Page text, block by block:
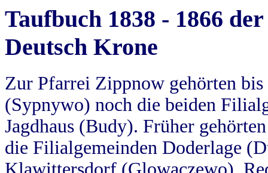
Taufbuch 1838 - 1866
Deutsch Krone
Zur Pfarrei Zippnow gehörten
(Sypnywo) noch die beiden
Jagdhaus (Budy). Früher
die Filialgemeinden Doderlage